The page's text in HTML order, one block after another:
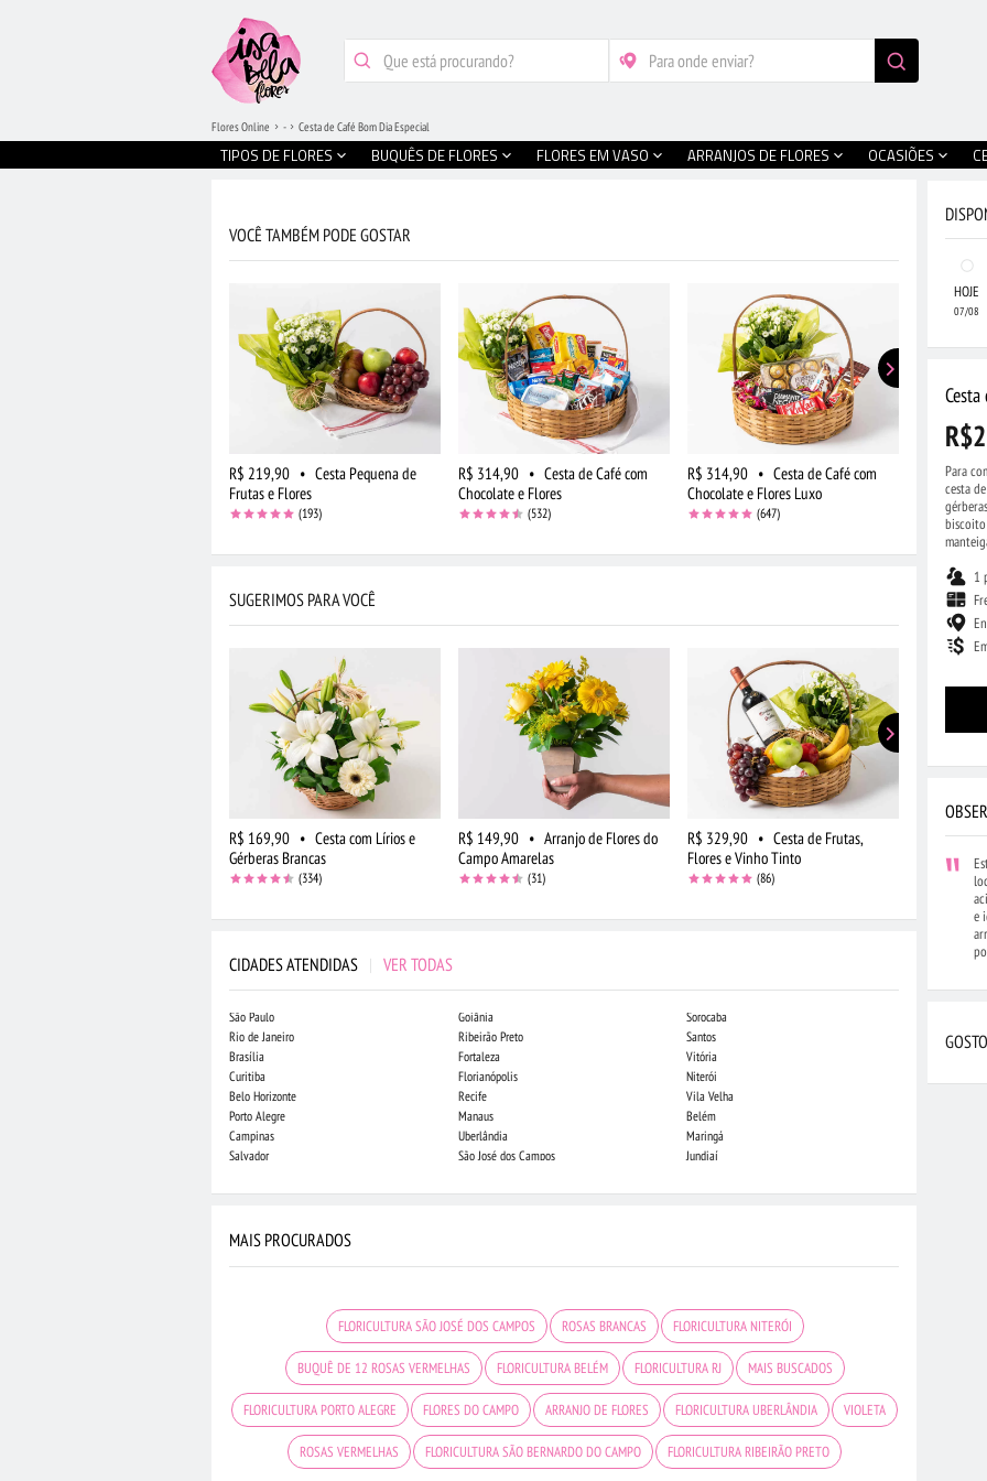
TIPOS DE FLORES BUQUÊS DE FLORES FLORES EM VASO ARRANJOS DE FLORES OCASIÕES
Flores Online - Cesta de Café Bom Dia Especial
VOCÊ TAMBÉM PODE GOSTAR
R$ 219,90 • Cesta Pequena de
Frutas e Flores
(193)
R$ 314,90 • Cesta de Café com
Chocolate e Flores
(532)
R$ 314,90 • Cesta de Café com
Chocolate e Flores Luxo
(647)
R$ 519,90
Frutas,
SUGERIMOS PARA VOCÊ
R$ 169,90 • Cesta com Lírios e
Gérberas Brancas
(334)
R$ 149,90 • Arranjo de Flores do
Campo Amarelas
(31)
R$ 329,90 • Cesta de Frutas,
Flores e Vinho Tinto
(86)
R$ 229,90
Queijo e
CIDADES ATENDIDAS | VER TODAS
São Paulo
Rio de Janeiro
Brasília
Curitiba
Belo Horizonte
Porto Alegre
Campinas
Salvador
Goiânia
Ribeirão Preto
Fortaleza
Florianópolis
Recife
Manaus
Uberlândia
São José dos Campos
Sorocaba
Santos
Vitória
Niterói
Vila Velha
Belém
Maringá
Jundiaí
Indaiatuba
MAIS PROCURADOS
FLORICULTURA SÃO JOSÉ DOS CAMPOS ROSAS BRANCAS FLORICULTURA NITERÓI
BUQUÊ DE 12 ROSAS VERMELHAS FLORICULTURA BELÉM FLORICULTURA RJ MAIS BUSCADOS
FLORICULTURA PORTO ALEGRE FLORES DO CAMPO ARRANJO DE FLORES FLORICULTURA UBERLÂNDIA VIOLETA
ROSAS VERMELHAS FLORICULTURA SÃO BERNARDO DO CAMPO FLORICULTURA RIBEIRÃO PRETO
HOJE
07/08
Para
cesta
biscoito
1
e